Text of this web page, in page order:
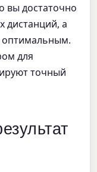
вы достаточно
дистанций, а
оптимальным.
для
точный